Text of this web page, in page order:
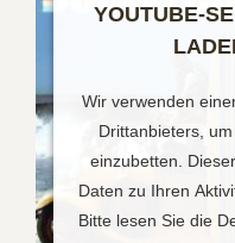
YOUTUBE-
Wir verwenden
Drittanbieters,
einzubetten.
Daten zu Ihren
Bitte lesen Sie die